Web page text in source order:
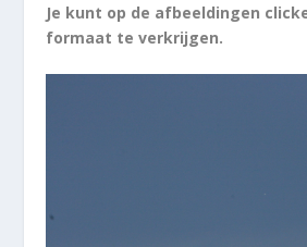
Je kunt op de afbeeldingen
formaat te verkrijgen.